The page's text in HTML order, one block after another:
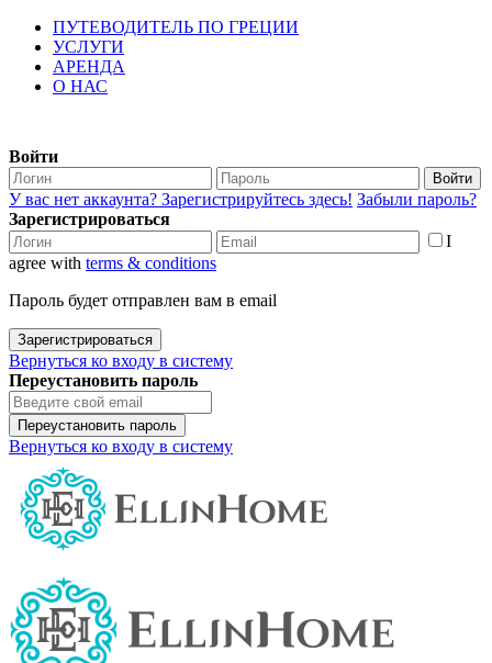
ПУТЕВОДИТЕЛЬ ПО ГРЕЦИИ
УСЛУГИ
АРЕНДА
О НАС
Войти
Войти
У вас нет аккаунта? Зарегистрируйтесь здесь! Забыли пароль?
Зарегистрироваться
I
agree with terms & conditions
Пароль будет отправлен вам в email
Зарегистрироваться
Вернуться ко входу в систему
Переустановить пароль
Переустановить пароль
Вернуться ко входу в систему